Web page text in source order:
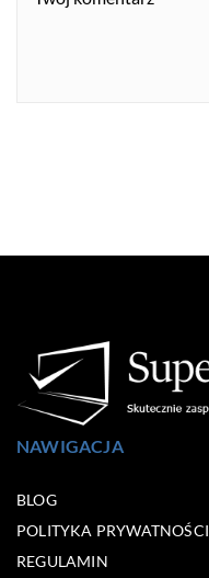
NAWIGACJA
BLOG
POLITYKA PRYWATNOŚCI
REGULAMIN